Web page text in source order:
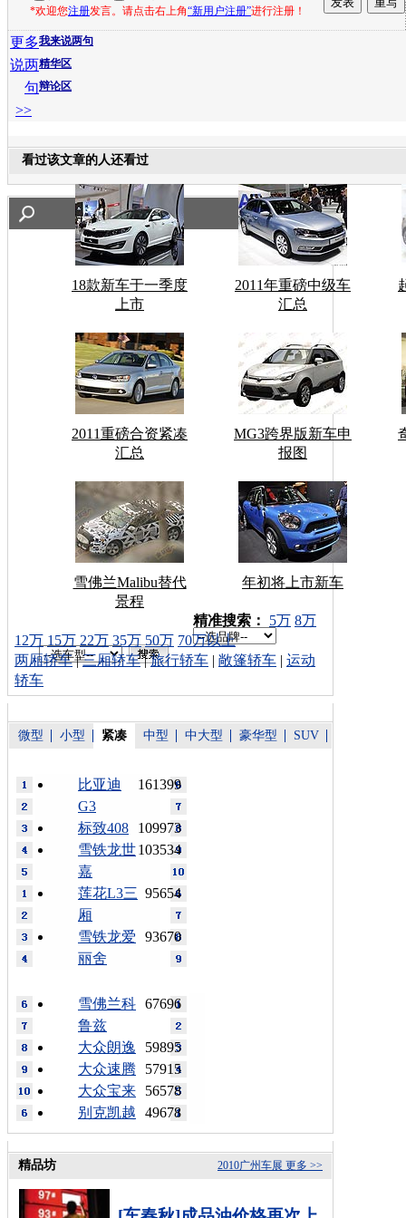
*欢迎您注册发言。请点击右上角“新用户注册”进行注册！
我来说两句
精华区
辩论区
更多
说两
句
>>
看过该文章的人还看过
18款新车于一季度
上市
2011年重磅中级车
汇总
2011重磅合资紧凑
汇总
MG3跨界版新车申
报图
雪佛兰Malibu替代
景程
年初将上市新车
车型搜索：
精准搜索： 5万 8万
12万 15万 22万 35万 50万 70万以上
两厢轿车|三厢轿车|旅行轿车 | 敞篷轿车 | 运动
轿车
微型 小型 紧凑 中型 中大型 豪华型 SUV
161399
比亚迪
G3
109973
标致408
103534
雪铁龙世
嘉
95654
莲花L3三
厢
93670
雪铁龙爱
丽舍
67696
雪佛兰科
鲁兹
59895
大众朗逸
57915
大众速腾
56578
大众宝来
49678
别克凯越
更多 >>
2010广州车展
精品坊